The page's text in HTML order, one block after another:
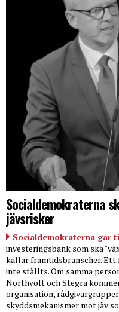
Socialdemokraterna
jävsrisker
Socialdemokraterna går
investeringsbank som ska
kallar framtidsbranscher. Ett
inte ställts. Om samma
Northvolt och Stegra
organisation,
skyddsmekanismer mot jäv